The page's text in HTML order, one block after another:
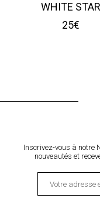
WHITE STAR
25€
Inscrivez-vous à notre
nouveautés et